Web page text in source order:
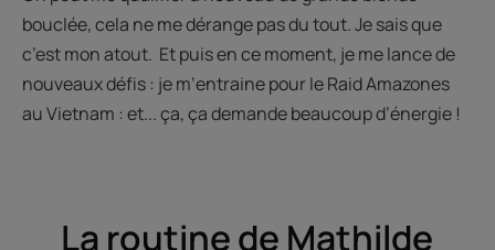
bouclée, cela ne me dérange pas du tout. Je sais que
c’est mon atout. Et puis en ce moment, je me lance de
nouveaux défis : je m‘entraine pour le Raid Amazones
au Vietnam : et... ça, ça demande beaucoup d’énergie !
La routine de Mathilde